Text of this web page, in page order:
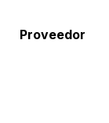
Proveedor